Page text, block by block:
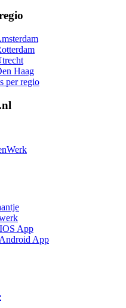
Haag
per regio
App
App